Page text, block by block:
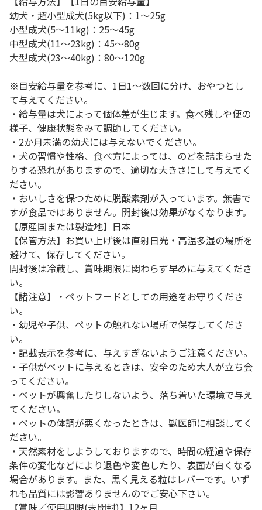
幼犬・超小型成犬(5kg以下)：1～25g
小型成犬(5～11kg)：25～45g
中型成犬(11～23kg)：45～80g
大型成犬(23～40kg)：80～120g
※目安給与量を参考に、1日1～数回に分け、おやつとし
て与えてください。
・給与量は犬によって個体差が生じます。食べ残しや便の
様子、健康状態をみて調節してください。
・2か月未満の幼犬には与えないでください。
・犬の習慣や性格、食べ方によっては、のどを詰まらせた
りする恐れがありますので、適切な大きさにして与えてく
ださい。
・おいしさを保つために脱酸素剤が入っています。無害で
すが食品ではありません。開封後は効果がなくなります。
【原産国または製造地】日本
【保管方法】お買い上げ後は直射日光・高温多湿の場所を
避けて、保存してください。
開封後は冷蔵し、賞味期限に関わらず早めに与えてくださ
い。
【諸注意】・ペットフードとしての用途をお守りくださ
い。
・幼児や子供、ペットの触れない場所で保存してくださ
い。
・記載表示を参考に、与えすぎないようご注意ください。
・子供がペットに与えるときは、安全のため大人が立ち会
ってください。
・ペットが興奮したりしないよう、落ち着いた環境で与え
てください。
・ペットの体調が悪くなったときは、獣医師に相談してく
ださい。
・天然素材をしようしておりますので、時間の経過や保存
条件の変化などにより退色や変色したり、表面が白くなる
場合があります。また、黒く見える粒はレバーです。いず
れも品質には影響ありませんのでご安心下さい。
【賞味／使用期限(未開封)】12ヶ月